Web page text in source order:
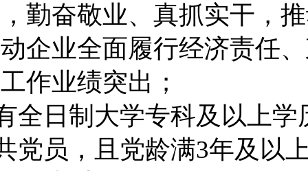
勤奋敬业、真抓实干，
企业全面履行经济责任
作业绩突出；
全日制大学专科及以上学
党员，且党龄满3年及以